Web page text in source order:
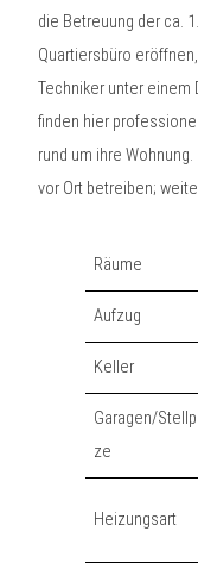
die Betreuung der ca.
Quartiersbüro
Techniker unter einem
finden hier
rund um ihre
vor Ort betreiben;
Räume
Aufzug
Keller
Garagen/
ze
Heizungsart